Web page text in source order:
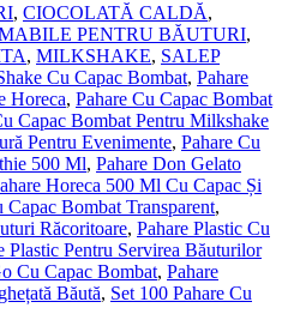
, CIOCOLATĂ CALDĂ,
PENTRU BĂUTURI,
, MILKSHAKE, SALEP
Cu Capac Bombat, Pahare
Horeca, Pahare Cu Capac Bombat
Capac Bombat Pentru Milkshake
Pentru Evenimente, Pahare Cu
500 Ml, Pahare Don Gelato
Horeca 500 Ml Cu Capac Și
Bombat Transparent,
Răcoritoare, Pahare Plastic Cu
Plastic Pentru Servirea Băuturilor
Cu Capac Bombat, Pahare
Băută, Set 100 Pahare Cu